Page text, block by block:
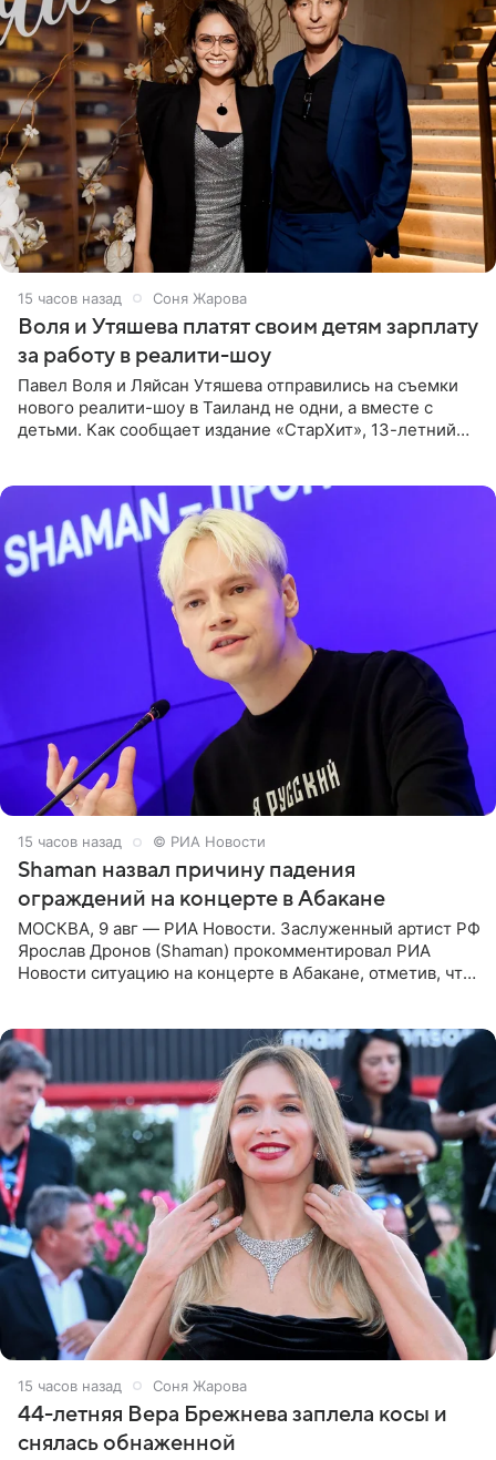
15 часов назад Соня Жарова
Воля и Утяшева платят своим детям зарплату
за работу в реалити-шоу
Павел Воля и Ляйсан Утяшева отправились на съемки
нового реалити-шоу в Таиланд не одни, а вместе с
детьми. Как сообщает издание «СтарХит», 13-летний
15 часов назад © РИА Новости
Shaman назвал причину падения
ограждений на концерте в Абакане
МОСКВА, 9 авг — РИА Новости. Заслуженный артист РФ
Ярослав Дронов (Shaman) прокомментировал РИА
Новости ситуацию на концерте в Абакане, отметив, что
15 часов назад Соня Жарова
44-летняя Вера Брежнева заплела косы и
снялась обнаженной